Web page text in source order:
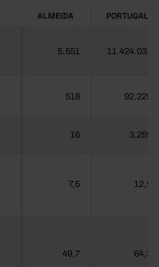
ALMEIDA PORTUGAL
5.551 11.424.031
518 92.225
16 3.259
7,5 12,5
49,7 64,3